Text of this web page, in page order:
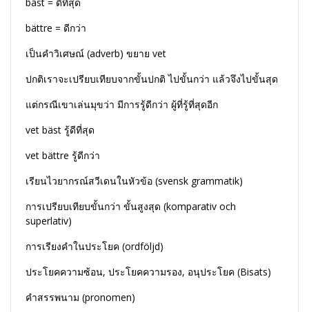
bättre = ดีกว่า
เป็นคำวิเศษณ์ (adverb) ขยาย vet
ปกติเราจะเปรียบเทียบจากขั้นปกติ ไปขั้นกว่า แล้วจึงไปขั้นสุด
แต่กรณีเขาเล่นมุขว่า มีการรู้ดีกว่า ผู้ที่รู้ที่สุดอีก
vet bäst รู้ดีที่สุด
vet bättre รู้ดีกว่า
เรียนไวยากรณ์สวีเดนในหัวข้อ (svensk grammatik)
การเปรียบเทียบขั้นกว่า ขั้นสูงสุด (komparativ och
superlativ)
การเรียงคำในประโยค (ordföljd)
ประโยคความซ้อน, ประโยคความรอง, อนุประโยค (Bisats)
คำสรรพนาม (pronomen)